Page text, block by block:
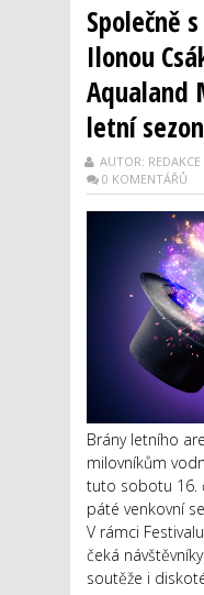
Společně
Ilonou
Aqualand
letní
AUTOR: REDAKCE
0 KOMENTÁŘŮ
Brány letního
milovníkům
tuto sobotu 16.
páté venkovní
V rámci
čeká
soutěže i